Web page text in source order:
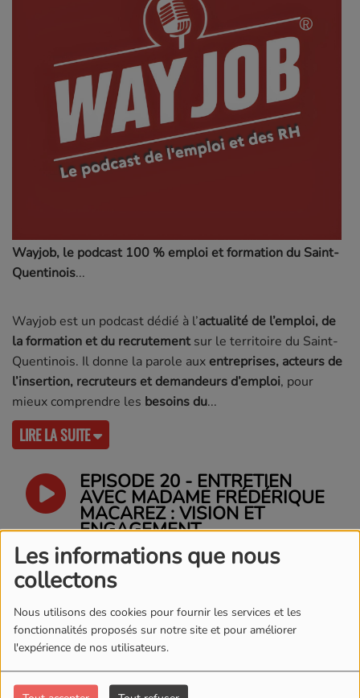
Les informations que nous
collectons
Nous utilisons des cookies pour fournir les services et les
fonctionnalités proposés sur notre site et pour améliorer
l'expérience de nos utilisateurs.
Wayjob, le podcast 100 % emploi et formation du Saint-
Quentinois
Wayjob est un podcast dédié à l’actualité de l’emploi, de
la formation et du recrutementsur le territoire du Saint-
Quentinois. Il donne la parole auxentreprises, acteurs de
l’insertion, recruteurs et demandeurs d’emploi, pour
mieux comprendre les besoins du
LIRE LA SUITE
EPISODE 20 - ENTRETIEN
AVEC MADAME FRÉDÉRIQUE
MACAREZ : VISION ET
ENGAGEMENT
EPISODE 19 -
INFRASTRUCTURES ET
ÉNERGIE : INNOVATIONS ET
OPPORTUNITÉS
EPISODE 18 - ENTRETIEN